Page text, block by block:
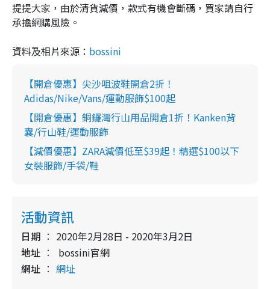
提提大家，由於清貨減價，款式有機會斷碼，買家請自行
承擔網購風險。
資料及相片來源： bossini
【開倉優惠】尖沙咀波鞋開倉2折！
Adidas/Nike/Vans/運動服飾$100起
【開倉優惠】銅鑼灣行山用品開倉1折！Kanken背
囊/行山鞋/運動服飾
【減價優惠】ZARA減價低至$39起！精選$100以下
女裝服飾/手袋/鞋
活動資訊
日期
2020年2月28日 - 2020年3月2日
地址
bossini官網
網址
網址